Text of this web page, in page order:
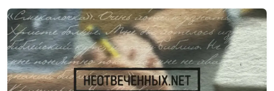
Мы молимся вместе 10 #10
Мы молимся вместе 9 #9
Мы молимся вместе 8 #8